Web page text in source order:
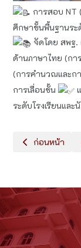
การสอบ NT
ศึกษาขั้นพื้นฐานระ
จัดโดย สพฐ.
ด้านภาษาไทย (กา
(การคำนวณและก
การเลื่อนชั้น
ระดับโรงเรียนและ
เนื้อหาก่อนหน้า:
ก่อนหน้า